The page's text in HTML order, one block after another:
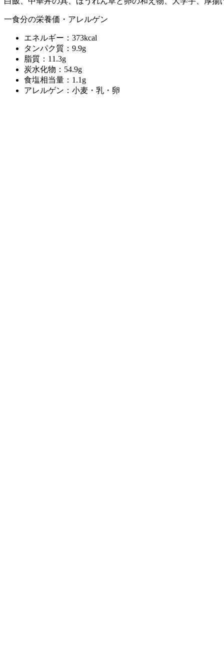
一食分の栄養価・アレルゲン
エネルギー：373kcal
タンパク質：9.9g
脂質：11.3g
炭水化物：54.9g
食塩相当量：1.1g
アレルゲン：小麦・乳・卵